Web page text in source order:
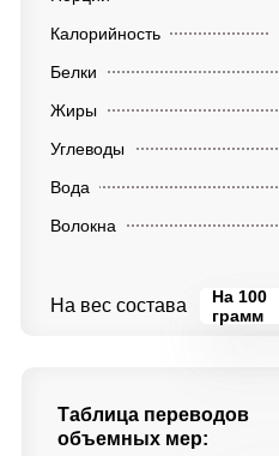
Калорийность
Белки
Жиры
Углеводы
Вода
Волокна
На вес состава
На 100
грамм
Таблица переводов
объемных мер: